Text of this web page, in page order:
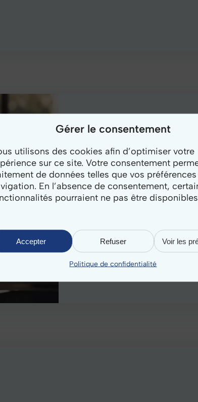
Gérer le consentement
utilisons des cookies afin d’optimiser votre
sur ce site. Votre consentement
de données telles que vos
En l’absence de consentement,
pourraient ne pas être
Accepter Refuser Voir les
Politique de confidentialité
Confiez vos données à
hébergée en France et
garantissent la
protection de vos
gestion technique